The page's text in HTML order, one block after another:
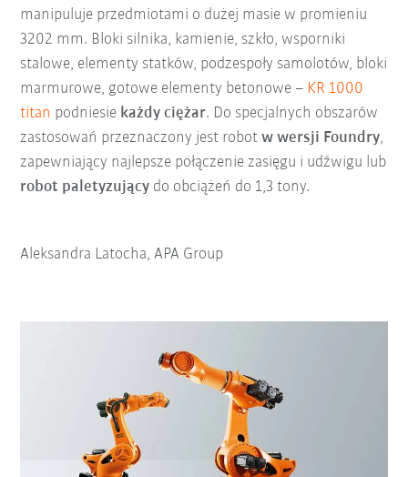
manipuluje przedmiotami o dużej masie w promieniu
3202 mm. Bloki silnika, kamienie, szkło, wsporniki
stalowe, elementy statków, podzespoły samolotów, bloki
marmurowe, gotowe elementy betonowe – KR 1000
titan podniesie każdy ciężar. Do specjalnych obszarów
zastosowań przeznaczony jest robotw wersji Foundry,
zapewniający najlepsze połączenie zasięgu i udźwigu lub
robot paletyzujący do obciążeń do 1,3 tony.
Aleksandra Latocha, APA Group